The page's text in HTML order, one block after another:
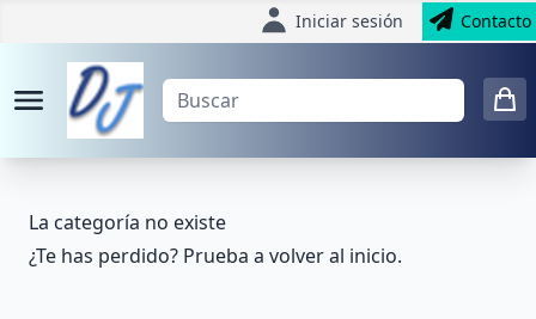
Iniciar sesión Contacto
La categoría no existe
¿Te has perdido? Prueba a volver al inicio.